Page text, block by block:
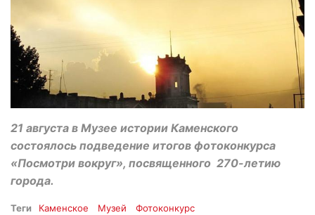
21 августа в Музее истории Каменского
состоялось подведение итогов фотоконкурса
«Посмотри вокруг», посвященного 270-летию
города.
Теги Каменское Музей Фотоконкурс